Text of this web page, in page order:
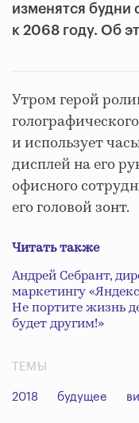
изменятся будни
к 2068 году. Об
Утром герой
и использует
дисплей на его
офисного
его головой зонт.
Читать также
Андрей Себрант,
маркетингу
Не портите жизнь
будет другим!»
ТЕМЫ
2018 будущее